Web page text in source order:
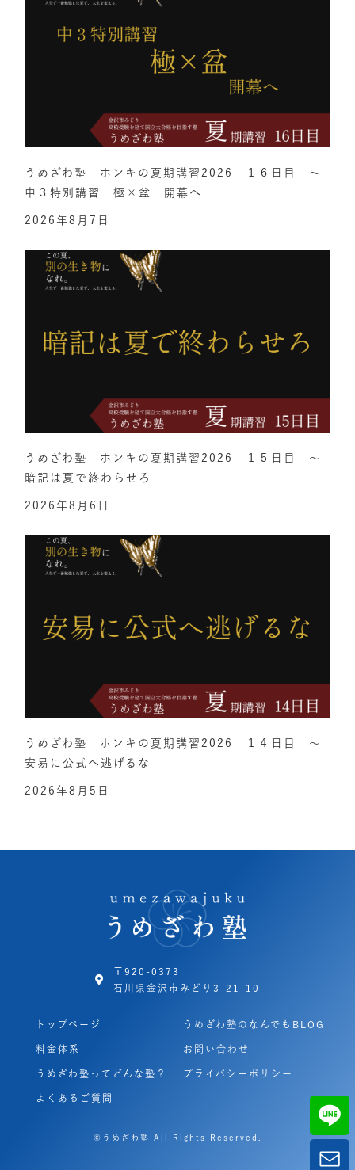
うめざわ塾 ホンキの夏期講習2026 １６日目 ～
中３特別講習 極×盆 開幕へ
2026年8月7日
うめざわ塾 ホンキの夏期講習2026 １５日目 ～
暗記は夏で終わらせろ
2026年8月6日
うめざわ塾 ホンキの夏期講習2026 １４日目 ～
安易に公式へ逃げるな
2026年8月5日
〒920-0373
石川県金沢市みどり3-21-10
トップページ
料金体系
うめざわ塾ってどんな塾？
よくあるご質問
うめざわ塾のなんでもBLOG
お問い合わせ
プライバシーポリシー
©うめざわ塾 All Rights Reserved.